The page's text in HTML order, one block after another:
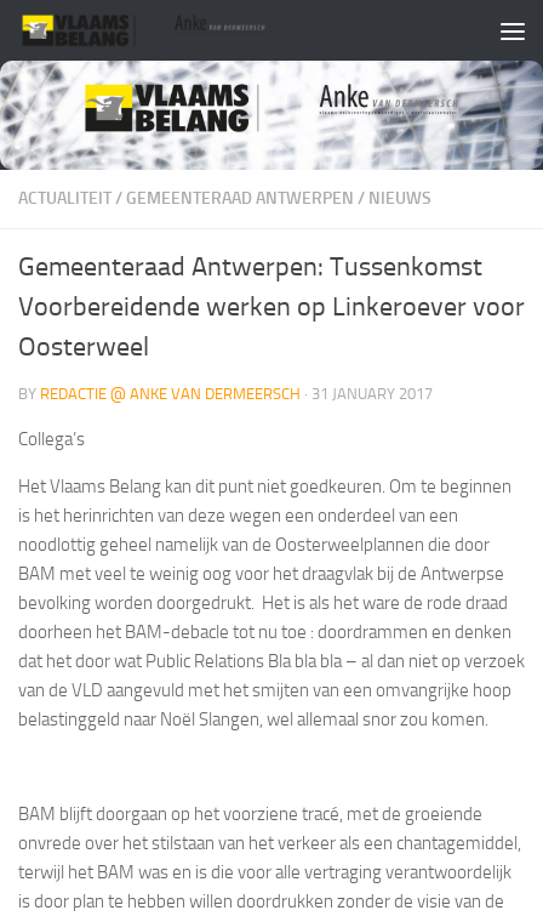
Skip to content
ACTUALITEIT/ GEMEENTERAAD ANTWERPEN / NIEUWS
Gemeenteraad Antwerpen: Tussenkomst
Voorbereidende werken op Linkeroever voor
Oosterweel
BY REDACTIE @ ANKE VAN DERMEERSCH · 31 JANUARY 2017
Collega’s
Het Vlaams Belang kan dit punt niet goedkeuren. Om te beginnen
is het herinrichten van deze wegen een onderdeel van een
noodlottig geheel namelijk van de Oosterweelplannen die door
BAM met veel te weinig oog voor het draagvlak bij de Antwerpse
bevolking worden doorgedrukt. Het is als het ware de rode draad
doorheen het BAM-debacle tot nu toe : doordrammen en denken
dat het door wat Public Relations Bla bla bla – al dan niet op verzoek
van de VLD aangevuld met het smijten van een omvangrijke hoop
belastinggeld naar Noël Slangen, wel allemaal snor zou komen.
BAM blijft doorgaan op het voorziene tracé, met de groeiende
onvrede over het stilstaan van het verkeer als een chantagemiddel,
terwijl het BAM was en is die voor alle vertraging verantwoordelijk
is door plan te hebben willen doordrukken zonder de visie van de